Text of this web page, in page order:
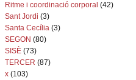
Ritme i coordinació corporal (42)
Sant Jordi (3)
Santa Cecília (3)
SEGON (80)
SISÈ (73)
TERCER (87)
x (103)